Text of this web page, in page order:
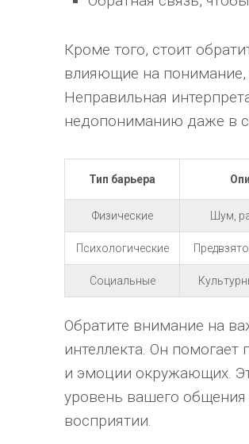
Кроме того, стоит
влияющие на понимание,
Неправильная
недопониманию даже в
Тип барьера
Физические Шум,
Психологические
Социальные
Обратите внимание на
интеллекта. Он
и эмоции окружающих.
уровень вашего
восприятии.